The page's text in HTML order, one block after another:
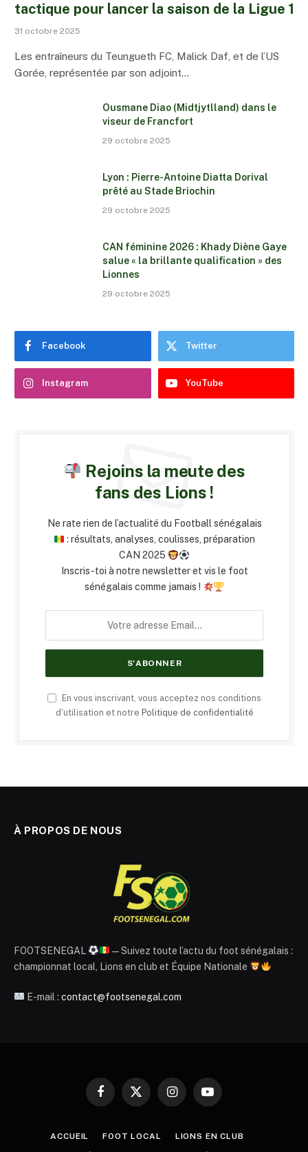
tactique pour lancer la saison de la Ligue 1
31 octobre 2025
Les entraîneurs du Teungueth FC, Malick Daf, et de l’US
Gorée, représentée par son adjoint…
Ousmane Diao (Midtjytlland) dans le
viseur de Francfort
29 octobre 2025
Lyon : Pierre-Antoine Diatta Dorival
prêté au Stade Briochin
29 octobre 2025
CAN féminine 2026 : Khady Diène Gaye
salue « la brillante qualification » des
Lionnes
29 octobre 2025
Facebook Twitter
Instagram YouTube
Rejoins la meute des
fans des Lions !
Ne rate rien de l’actualité du Football sénégalais
: résultats, analyses, coulisses, préparation
CAN 2025
Inscris-toi à notre newsletter et vis le foot
sénégalais comme jamais !
En vous inscrivant, vous acceptez nos conditions
d'utilisation et notre Politique de confidentialité
À PROPOS DE NOUS
FOOTSENEGAL
— Suivez toute l’actu du foot sénégalais :
championnat local, Lions en club et Équipe Nationale
E-mail : contact@footsenegal.com
Facebook
X
InstagramYouTube
ACCUEIL FOOT LOCAL LIONS EN CLUB